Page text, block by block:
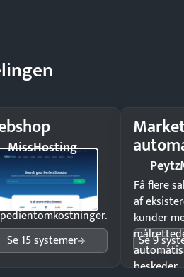
MissHosting
produkter 24/7 til
i hele landet
Se 15 systemer
Få flere
af
kunder
beskeder.
Se 9